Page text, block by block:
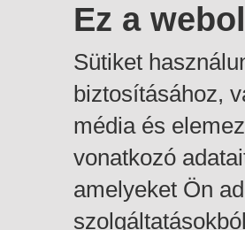
Ez a
Sütiket
biztosításához,
média és
vonatkozó
amelyeket Ön